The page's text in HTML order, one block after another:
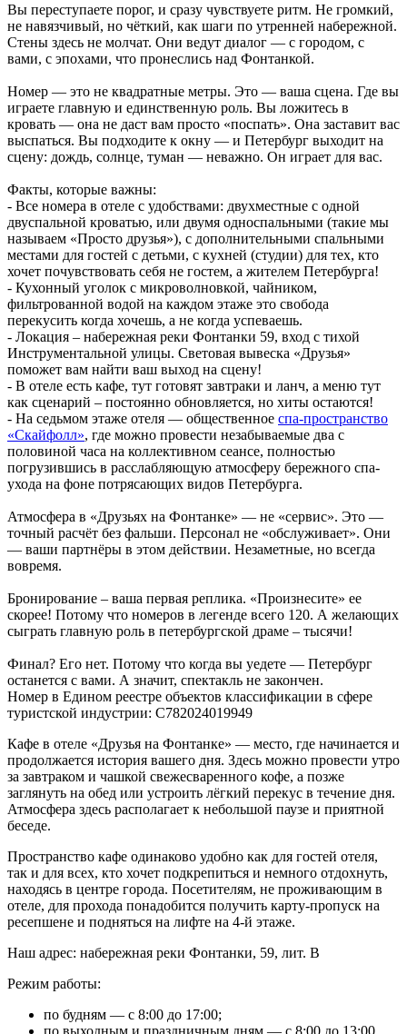
Вы переступаете порог, и сразу чувствуете ритм. Не громкий,
не навязчивый, но чёткий, как шаги по утренней набережной.
Стены здесь не молчат. Они ведут диалог — с городом, с
вами, с эпохами, что пронеслись над Фонтанкой.
Номер — это не квадратные метры. Это — ваша сцена. Где вы
играете главную и единственную роль. Вы ложитесь в
кровать — она не даст вам просто «поспать». Она заставит вас
выспаться. Вы подходите к окну — и Петербург выходит на
сцену: дождь, солнце, туман — неважно. Он играет для вас.
Факты, которые важны:
- Все номера в отеле с удобствами: двухместные с одной
двуспальной кроватью, или двумя односпальными (такие мы
называем «Просто друзья»), с дополнительными спальными
местами для гостей с детьми, с кухней (студии) для тех, кто
хочет почувствовать себя не гостем, а жителем Петербурга!
- Кухонный уголок с микроволновкой, чайником,
фильтрованной водой на каждом этаже это свобода
перекусить когда хочешь, а не когда успеваешь.
- Локация – набережная реки Фонтанки 59, вход с тихой
Инструментальной улицы. Световая вывеска «Друзья»
поможет вам найти ваш выход на сцену!
- В отеле есть кафе, тут готовят завтраки и ланч, а меню тут
как сценарий – постоянно обновляется, но хиты остаются!
- На седьмом этаже отеля — общественное спа-пространство
«Скайфолл», где можно провести незабываемые два с
половиной часа на коллективном сеансе, полностью
погрузившись в расслабляющую атмосферу бережного спа-
ухода на фоне потрясающих видов Петербурга.
Атмосфера в «Друзьях на Фонтанке» — не «сервис». Это —
точный расчёт без фальши. Персонал не «обслуживает». Они
— ваши партнёры в этом действии. Незаметные, но всегда
вовремя.
Бронирование – ваша первая реплика. «Произнесите» ее
скорее! Потому что номеров в легенде всего 120. А желающих
сыграть главную роль в петербургской драме – тысячи!
Финал? Его нет. Потому что когда вы уедете — Петербург
останется с вами. А значит, спектакль не закончен.
Номер в Едином реестре объектов классификации в сфере
туристской индустрии: С782024019949
Кафе в отеле «Друзья на Фонтанке» — место, где начинается и
продолжается история вашего дня. Здесь можно провести утро
за завтраком и чашкой свежесваренного кофе, а позже
заглянуть на обед или устроить лёгкий перекус в течение дня.
Атмосфера здесь располагает к небольшой паузе и приятной
беседе.
Пространство кафе одинаково удобно как для гостей отеля,
так и для всех, кто хочет подкрепиться и немного отдохнуть,
находясь в центре города. Посетителям, не проживающим в
отеле, для прохода понадобится получить карту-пропуск на
ресепшене и подняться на лифте на 4-й этаже.
Наш адрес: набережная реки Фонтанки, 59, лит. В
Режим работы:
по будням — с 8:00 до 17:00;
по выходным и праздничным дням — с 8:00 до 13:00.